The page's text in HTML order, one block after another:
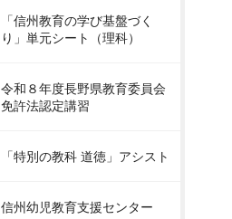
「信州教育の学び基盤づく
り」単元シート（理科）
令和８年度長野県教育委員会
免許法認定講習
「特別の教科 道徳」アシスト
信州幼児教育支援センター